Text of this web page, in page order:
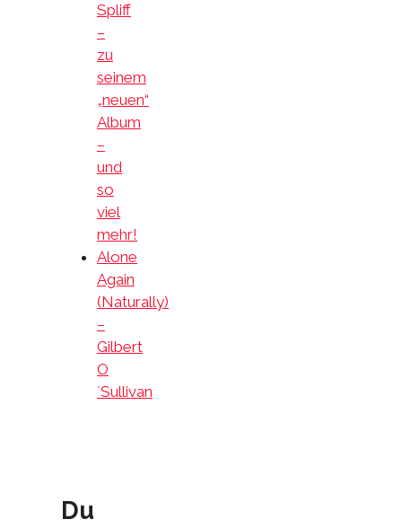
Spliff
–
zu
seinem
„neuen“
Album
–
und
so
viel
mehr!
Alone
Again
(Naturally)
–
Gilbert
O
´Sullivan
Du